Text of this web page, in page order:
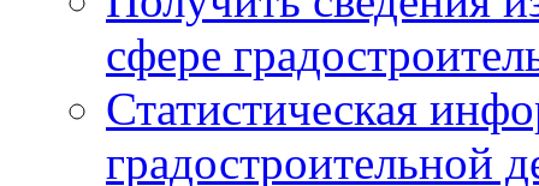
сфере
Статистическая
градостроительной